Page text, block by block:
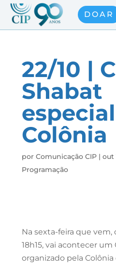
DOAR
22/10 |
Shabat
Colônia
por Comunicação CIP| out
Programação
Na sexta-feira que vem,
18h15, vai acontecer um
organizado pela Colônia